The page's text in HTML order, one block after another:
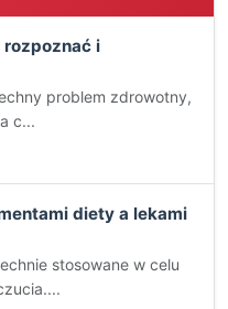
rozpoznać i
problem zdrowotny,
c...
diety a lekami
stosowane w celu